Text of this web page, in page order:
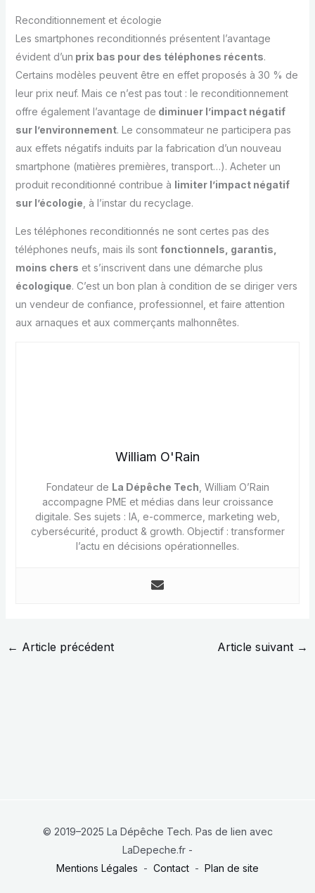
Reconditionnement et écologie
Les smartphones reconditionnés présentent l’avantage
évident d’un prix bas pour des téléphones récents.
Certains modèles peuvent être en effet proposés à 30 % de
leur prix neuf. Mais ce n’est pas tout : le reconditionnement
offre également l’avantage de diminuer l’impact négatif
sur l’environnement. Le consommateur ne participera pas
aux effets négatifs induits par la fabrication d’un nouveau
smartphone (matières premières, transport…). Acheter un
produit reconditionné contribue à limiter l’impact négatif
sur l’écologie , à l’instar du recyclage.
Les téléphones reconditionnés ne sont certes pas des
téléphones neufs, mais ils sont fonctionnels, garantis,
moins chers et s’inscrivent dans une démarche plus
écologique. C’est un bon plan à condition de se diriger vers
un vendeur de confiance, professionnel, et faire attention
aux arnaques et aux commerçants malhonnêtes.
William O'Rain
Fondateur de La Dépêche Tech , William O’Rain
accompagne PME et médias dans leur croissance
digitale. Ses sujets : IA, e-commerce, marketing web,
cybersécurité, product & growth. Objectif : transformer
l’actu en décisions opérationnelles.
← Article précédent Article suivant →
© 2019–2025 La Dépêche Tech. Pas de lien avec
LaDepeche.fr -
Mentions Légales - Contact - Plan de site